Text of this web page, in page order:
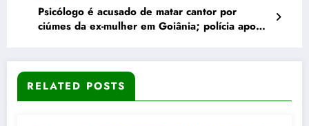
Psicólogo é acusado de matar cantor por
ciúmes da ex-mulher em Goiânia; polícia aponta
RELATED POSTS